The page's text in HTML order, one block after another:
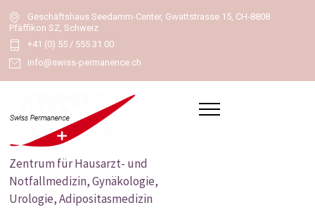
Geschäftshaus Seedamm-Center, Gwattstrasse 15, CH-8808
Pfäffikon SZ, Schweiz
+41 (0) 55 / 555 31 00
info@swiss-permanence.ch
Zentrum für Hausarzt- und
Notfallmedizin, Gynäkologie,
Urologie, Adipositasmedizin